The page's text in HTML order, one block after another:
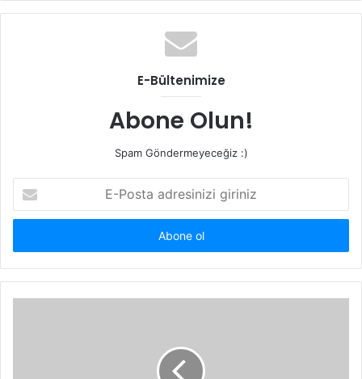
E-Bültenimize
Abone Olun!
Spam Göndermeyeceğiz :)
Posta
adresinizi